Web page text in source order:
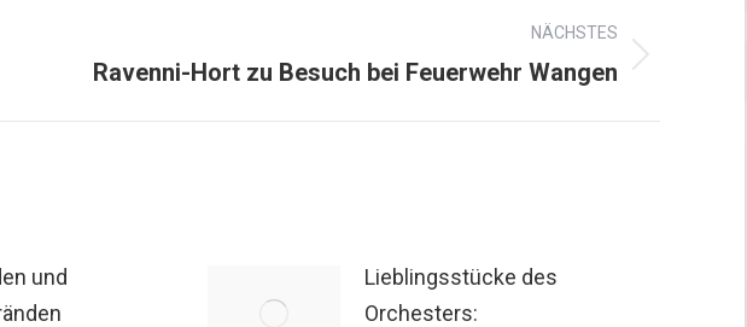
NÄCHSTES
Ravenni-Hort zu Besuch bei Feuerwehr Wangen
und
Lieblingsstücke des
Orchesters: